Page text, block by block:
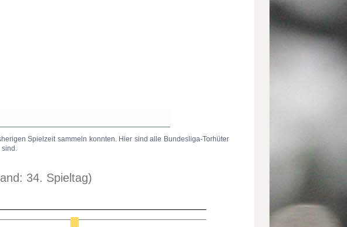
Spielzeit sammeln konnten. Hier sind alle Bundesliga-Torhüter
sind.